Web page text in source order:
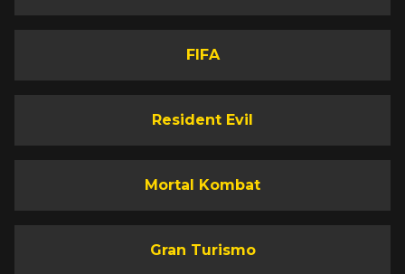
FIFA
Resident Evil
Mortal Kombat
Gran Turismo